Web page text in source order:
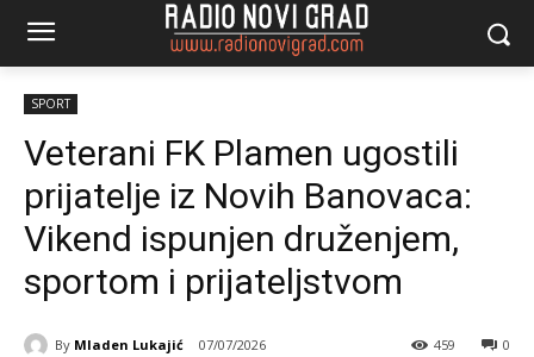
SPORT
Veterani FK Plamen ugostili
prijatelje iz Novih Banovaca:
Vikend ispunjen druženjem,
sportom i prijateljstvom
By Mladen Lukajić 07/07/2026 0
459